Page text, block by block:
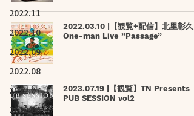
2022.11
2022.10
2022.09
2022.08
2022.07
2022.06
2022.03.10 |【観覧+配信】北里彰久
One-man Live ”Passage”
2023.07.19 |【観覧】TN Presents
PUB SESSION vol2